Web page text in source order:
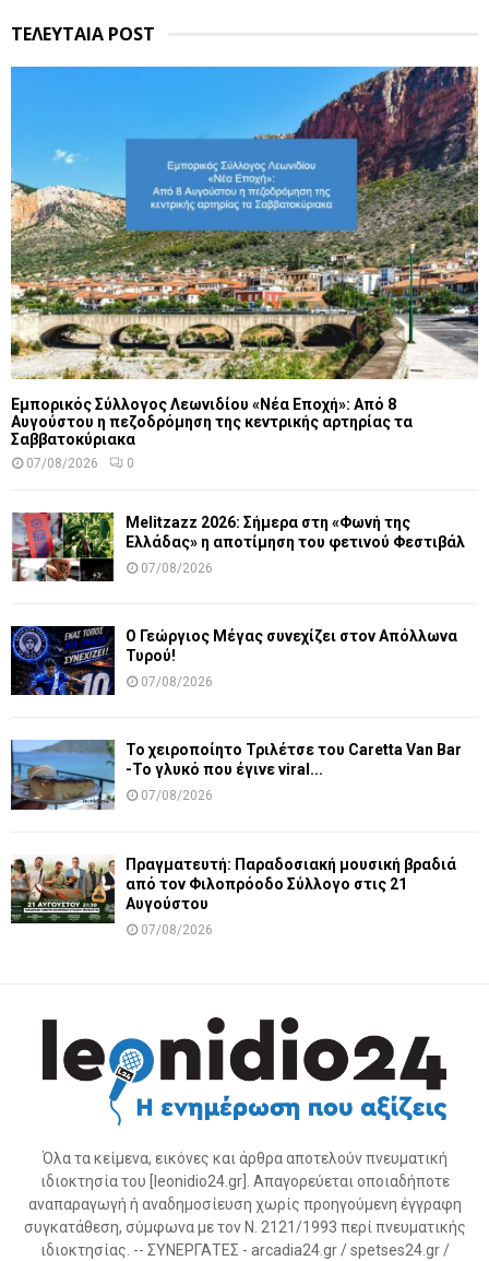
ΤΕΛΕΥΤΑΙΑ POST
Εμπορικός Σύλλογος Λεωνιδίου «Νέα Εποχή»: Από 8
Αυγούστου η πεζοδρόμηση της κεντρικής αρτηρίας τα
Σαββατοκύριακα
07/08/2026 0
Melitzazz 2026: Σήμερα στη «Φωνή της
Ελλάδας» η αποτίμηση του φετινού Φεστιβάλ
07/08/2026
Ο Γεώργιος Μέγας συνεχίζει στον Απόλλωνα
Τυρού!
07/08/2026
Το χειροποίητο Τριλέτσε του Caretta Van Bar
-Το γλυκό που έγινε viral...
07/08/2026
Πραγματευτή: Παραδοσιακή μουσική βραδιά
από τον Φιλοπρόοδο Σύλλογο στις 21
Αυγούστου
07/08/2026
Όλα τα κείμενα, εικόνες και άρθρα αποτελούν πνευματική
ιδιοκτησία του [leonidio24.gr]. Απαγορεύεται οποιαδήποτε
αναπαραγωγή ή αναδημοσίευση χωρίς προηγούμενη έγγραφη
συγκατάθεση, σύμφωνα με τον Ν. 2121/1993 περί πνευματικής
ιδιοκτησίας. -- ΣΥΝΕΡΓΑΤΕΣ - arcadia24.gr / spetses24.gr /